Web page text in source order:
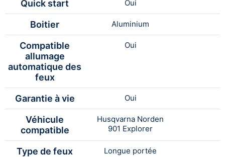
Quick start Oui
Boitier Aluminium
Compatible
allumage
automatique des
feux
Oui
Garantie à vie Oui
Véhicule
compatible
Husqvarna Norden
901 Explorer
Type de feux Longue portée